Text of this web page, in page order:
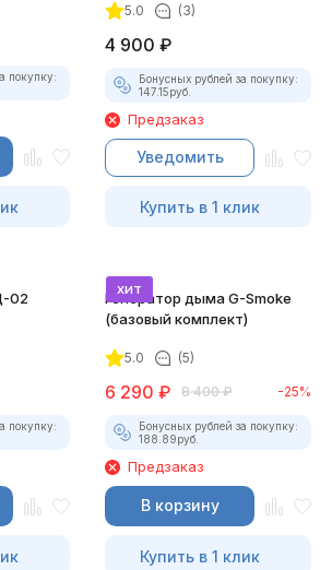
покупку:
5.0 (3)
4 900 ₽
Бонусных рублей за покупку:
147.15руб.
Предзаказ
Уведомить
Купить в 1 клик
02
покупку:
хит
Генератор дыма G-Smoke
(базовый комплект)
5.0 (5)
6 290 ₽ 8 400 ₽ -25%
Бонусных рублей за покупку:
188.89руб.
Предзаказ
В корзину
Купить в 1 клик